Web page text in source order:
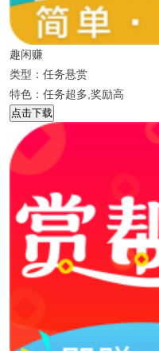
趣闲赚
类型：任务悬赏
特色：任务超多,奖励高
点击下载